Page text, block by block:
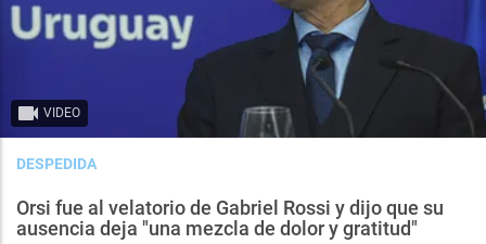
VIDEO
DESPEDIDA
Orsi fue al velatorio de Gabriel Rossi y dijo que su
ausencia deja "una mezcla de dolor y gratitud"